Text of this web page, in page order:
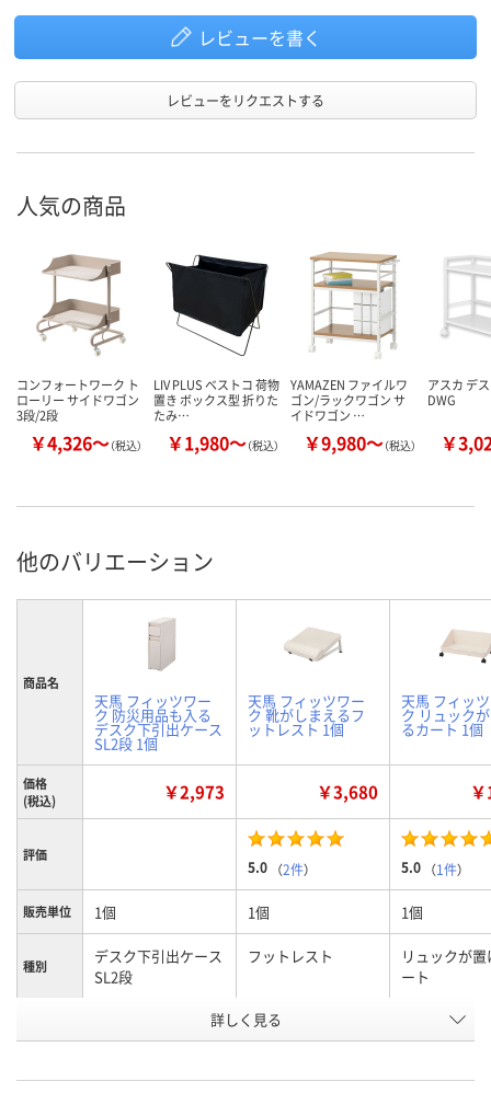
レビューを書く
レビューをリクエストする
人気の商品
コンフォートワーク ト
ローリー サイドワゴン
3段/2段
￥4,326～（税込）
LIV PLUS ベストコ 荷物
置き ボックス型 折りた
たみ…
￥1,980～（税込）
YAMAZEN ファイルワ
ゴン/ラックワゴン サ
イドワゴン …
￥9,980～（税込）
アスカ デ
DWG
￥
他のバリエーション
商品名
天馬 フィッツワー
ク 防災用品も入る
デスク下引出ケース
SL2段 1個
天馬 フィッツワー
ク 靴がしまえるフ
ットレスト 1個
天馬 フィッ
ク リュック
るカート 1個
価格
(税込)
￥2,973 ￥3,680
評価
5.0 （2件） 5.0 （1件）
販売単位 1個 1個 1個
種別
デスク下引出ケース
SL2段
フットレスト
リュックが
ート
X217551 X217552
詳しく見る